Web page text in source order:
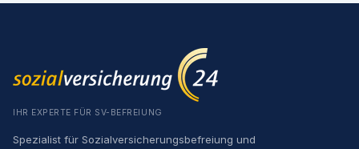
IHR EXPERTE FÜR SV-BEFREIUNG
Spezialist für Sozialversicherungsbefreiung und